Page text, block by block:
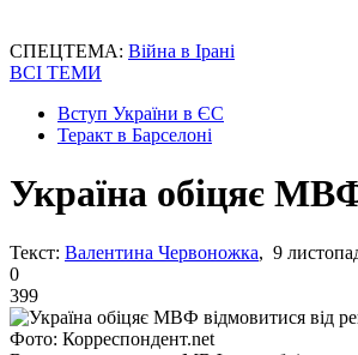
СПЕЦТЕМА: Війна в Ірані
ВСІ ТЕМИ
Вступ України в ЄС
Теракт в Барселоні
Україна обіцяє
Текст: Валентина Червоножка, 9
0
399
Фото: Корреспондент.net